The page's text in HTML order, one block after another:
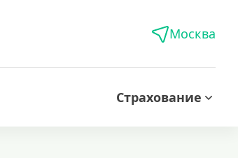
Москва
Страхование